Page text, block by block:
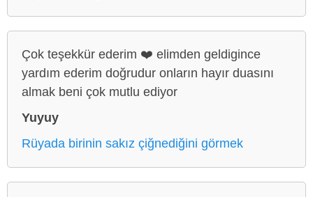
Çok teşekkür ederim ❤️ elimden geldigince
yardım ederim doğrudur onların hayır duasını
almak beni çok mutlu ediyor
Yuyuy
Rüyada birinin sakız çiğnediğini görmek